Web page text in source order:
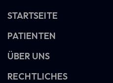
STARTSEITE
PATIENTEN
ÜBER UNS
RECHTLICHES